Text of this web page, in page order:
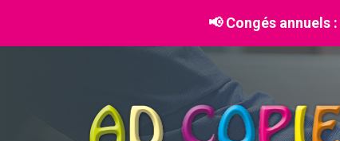
📢 Congés annuels :